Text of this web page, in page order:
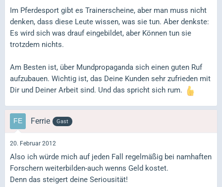
Im Pferdesport gibt es Trainerscheine, aber man muss nicht
denken, dass diese Leute wissen, was sie tun. Aber denkste:
Es wird sich was drauf eingebildet, aber Können tun sie
trotzdem nichts.
Am Besten ist, über Mundpropaganda sich einen guten Ruf
aufzubauen. Wichtig ist, das Deine Kunden sehr zufrieden mit
Dir und Deiner Arbeit sind. Und das spricht sich rum.
Ferrie Gast
20. Februar 2012
Also ich würde mich auf jeden Fall regelmäßig bei namhaften
Forschern weiterbilden-auch wenns Geld kostet.
Denn das steigert deine Seriousität!